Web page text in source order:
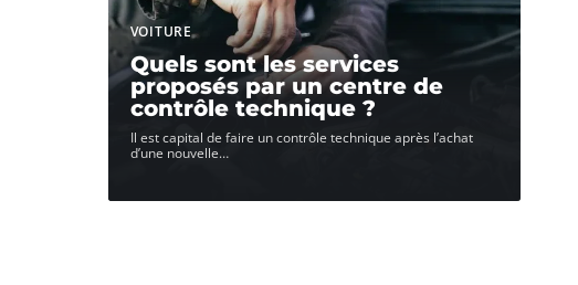
VOITURE
Quels sont les services
proposés par un centre de
contrôle technique ?
Il est capital de faire un contrôle technique après l’achat
d’une nouvelle…